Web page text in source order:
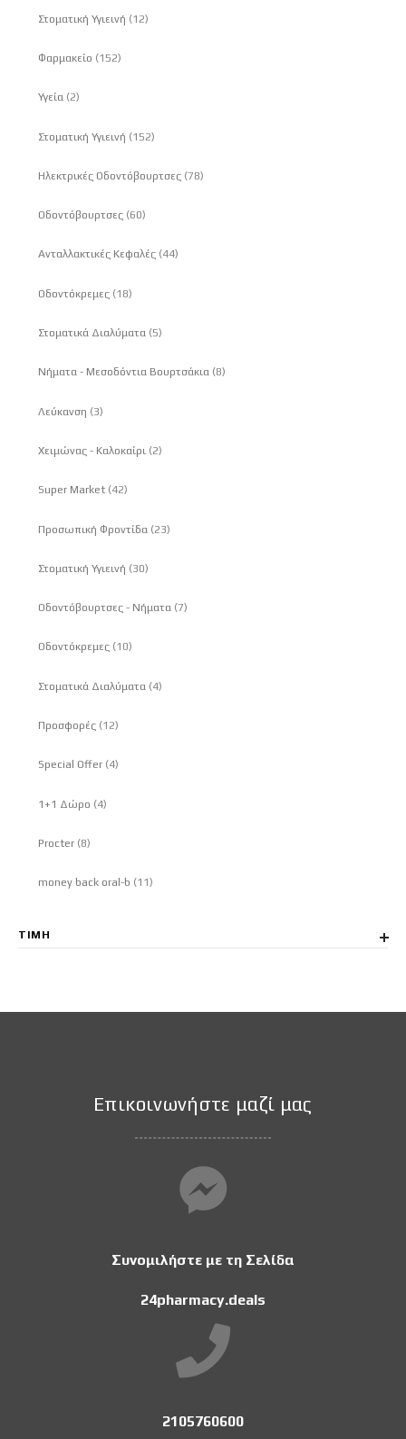
Στοματική Υγιεινή 12στοιχεία
Φαρμακείο 152στοιχεία
Υγεία 2στοιχεία
Στοματική Υγιεινή 152στοιχεία
Ηλεκτρικές Οδοντόβουρτσες 78στοιχεία
Οδοντόβουρτσες 60στοιχεία
Ανταλλακτικές Κεφαλές 44στοιχεία
Οδοντόκρεμες 18στοιχεία
Στοματικά Διαλύματα 5στοιχεία
Νήματα - Μεσοδόντια Βουρτσάκια 8στοιχεία
Λεύκανση 3στοιχεία
Χειμώνας - Καλοκαίρι 2στοιχεία
Super Market 42στοιχεία
Προσωπική Φροντίδα 23στοιχεία
Στοματική Υγιεινή 30στοιχεία
Οδοντόβουρτσες - Νήματα 7στοιχεία
Οδοντόκρεμες 10στοιχεία
Στοματικά Διαλύματα 4στοιχεία
Προσφορές 12στοιχεία
Special Offer 4στοιχεία
1+1 Δώρο 4στοιχεία
Procter 8στοιχεία
money back oral-b 11στοιχεία
ΤΙΜΉ
Επικοινωνήστε μαζί μας
Συνομιλήστε με τη Σελίδα
24pharmacy.deals
2105760600